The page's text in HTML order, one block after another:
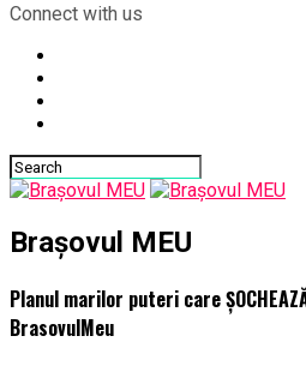
Connect with us
Brașovul MEU
Planul marilor puteri care
BrasovulMeu